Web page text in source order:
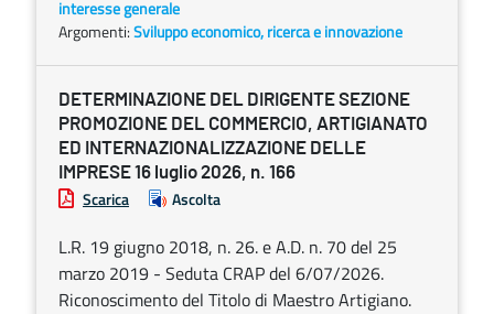
interesse generale
Argomenti:Sviluppo economico, ricerca e innovazione
DETERMINAZIONE DEL DIRIGENTE SEZIONE
PROMOZIONE DEL COMMERCIO, ARTIGIANATO
ED INTERNAZIONALIZZAZIONE DELLE
IMPRESE 16 luglio 2026, n. 166
Scarica Ascolta
L.R. 19 giugno 2018, n. 26. e A.D. n. 70 del 25
marzo 2019 - Seduta CRAP del 6/07/2026.
Riconoscimento del Titolo di Maestro Artigiano.